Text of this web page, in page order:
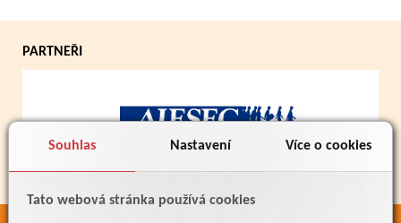
Souhlas Nastavení Více o cookies
Tato webová stránka používá cookies
PARTNEŘI